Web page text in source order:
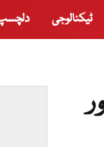
ٹیکنالوجی